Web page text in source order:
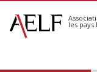
S'abonner
Calendrier
les